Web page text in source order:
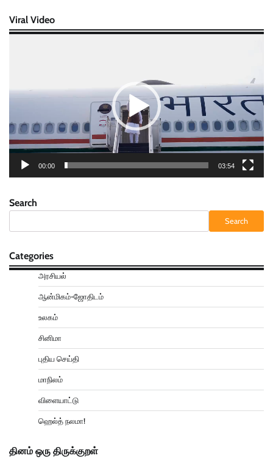
Viral Video
00:00 03:54
Search
Search
Categories
அரசியல்
ஆன்மிகம்-ஜோதிடம்
உலகம்
சினிமா
புதிய செய்தி
மாநிலம்
விளையாட்டு
ஹெல்த் நலமா!
தினம் ஒரு திருக்குறள்